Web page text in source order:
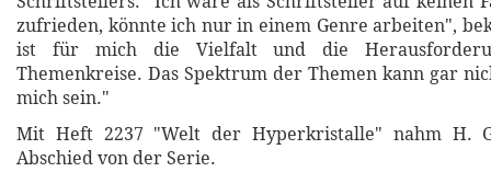
zufrieden, könnte ich nur in einem Genre arbeiten",
ist für mich die Vielfalt und die
Themenkreise. Das Spektrum der Themen kann gar
mich sein."
Mit Heft 2237 "Welt der Hyperkristalle" nahm H.
Abschied von der Serie.